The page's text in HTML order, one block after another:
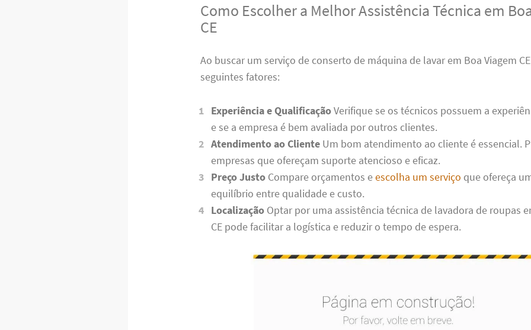
Como Escolher a Melhor Assistência Técnica em
CE
Ao buscar um serviço de conserto de máquina de lavar em Boa Viagem
seguintes fatores:
Experiência e QualificaçãoVerifique se os técnicos possuem a
e se a empresa é bem avaliada por outros clientes.
Atendimento ao ClienteUm bom atendimento ao cliente é essencial.
empresas que ofereçam suporte atencioso e eficaz.
Preço JustoCompare orçamentos eescolha um serviço que ofereça
equilíbrio entre qualidade e custo.
LocalizaçãoOptar por uma assistência técnica de lavadora de roupas
CE pode facilitar a logística e reduzir o tempo de espera.